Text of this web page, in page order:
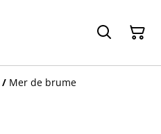
/ Mer de brume